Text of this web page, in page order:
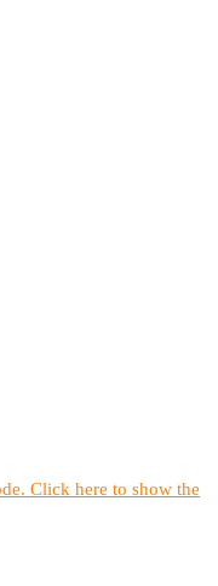
Click here to show the